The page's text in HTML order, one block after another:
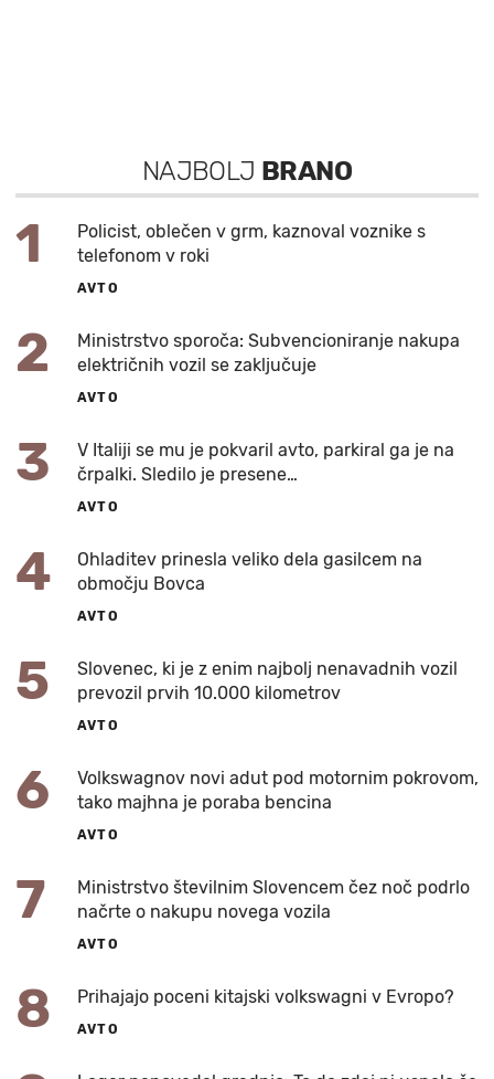
NAJBOLJ BRANO
1
Policist, oblečen v grm, kaznoval voznike s
telefonom v roki
AVTO
2
Ministrstvo sporoča: Subvencioniranje nakupa
električnih vozil se zaključuje
AVTO
3
V Italiji se mu je pokvaril avto, parkiral ga je na
črpalki. Sledilo je presene…
AVTO
4
Ohladitev prinesla veliko dela gasilcem na
območju Bovca
AVTO
5
Slovenec, ki je z enim najbolj nenavadnih vozil
prevozil prvih 10.000 kilometrov
AVTO
6
Volkswagnov novi adut pod motornim pokrovom,
tako majhna je poraba bencina
AVTO
7
Ministrstvo številnim Slovencem čez noč podrlo
načrte o nakupu novega vozila
AVTO
8 Prihajajo poceni kitajski volkswagni v Evropo?
AVTO